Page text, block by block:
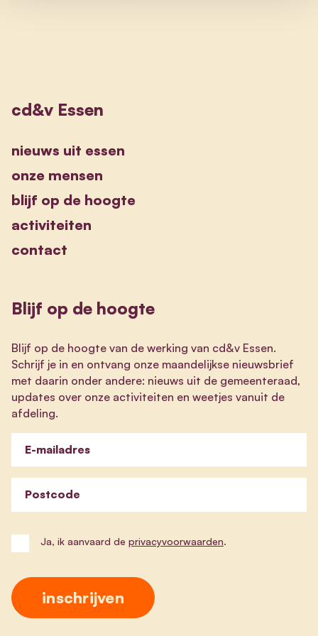
cd&v Essen
nieuws uit essen
onze mensen
blijf op de hoogte
activiteiten
contact
Blijf op de hoogte
Blijf op de hoogte van de werking van cd&v Essen.
Schrijf je in en ontvang onze maandelijkse nieuwsbrief
met daarin onder andere: nieuws uit de gemeenteraad,
updates over onze activiteiten en weetjes vanuit de
afdeling.
E-mailadres
Postcode
Ja, ik aanvaard de privacyvoorwaarden.